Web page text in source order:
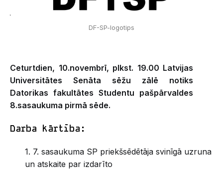
DF-SP-logotips
Ceturtdien, 10.novembrī, plkst. 19.00 Latvijas
Universitātes Senāta sēžu zālē notiks
Datorikas fakultātes Studentu pašpārvaldes
8.sasaukuma pirmā sēde.
Darba kārtība:
1. 7. sasaukuma SP priekšsēdētāja svinīgā uzruna
un atskaite par izdarīto